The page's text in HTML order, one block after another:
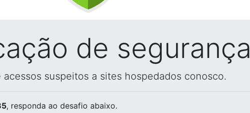
de segurança
suspeitos a sites hospedados conosco.
, responda ao desafio abaixo.